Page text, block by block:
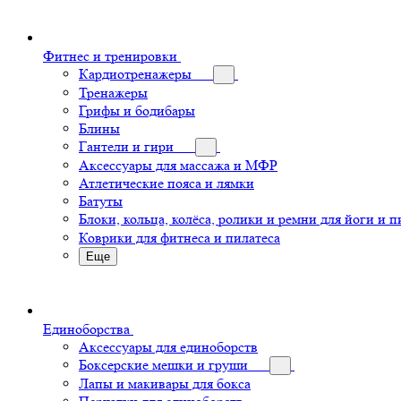
Фитнес и тренировки
Кардиотренажеры
Тренажеры
Грифы и бодибары
Блины
Гантели и гири
Аксессуары для массажа и МФР
Атлетические пояса и лямки
Батуты
Блоки, кольца, колёса, ролики и ремни для йоги и
Коврики для фитнеса и пилатеса
Еще
Единоборства
Аксессуары для единоборств
Боксерские мешки и груши
Лапы и макивары для бокса